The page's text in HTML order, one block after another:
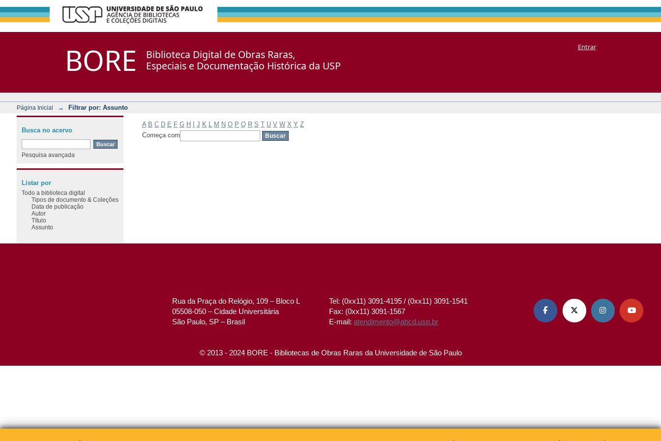
BORE
Biblioteca Digital de Obras Raras,
Especiais e Documentação Histórica da USP
Entrar
Página Inicial → Filtrar por: Assunto
A B C D E F G H J K M N O P Q R S T U V W X Y Z
Começa com
Busca no acervo
Pesquisa avançada
Listar por
Todo a biblioteca digital
Tipos de documento & Coleções
Data de publicação
Autor
Título
Assunto
Rua da Praça do Relógio, 109 – Bloco L
05508-050 – Cidade Universitária
São Paulo, SP – Brasil
Tel: (0xx11) 3091-4195 / (0xx11) 3091-1541
Fax: (0xx11) 3091-1567
E-mail:atendimento@abcd.usp.br
   
© 2013 - 2024 BORE - Bibliotecas de Obras Raras da Universidade de São Paulo